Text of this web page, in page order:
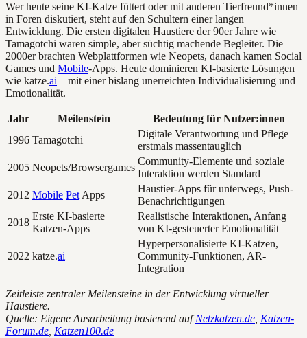
Wer heute seine KI-Katze füttert oder mit anderen Tierfreund*innen
in Foren diskutiert, steht auf den Schultern einer langen
Entwicklung. Die ersten digitalen Haustiere der 90er Jahre wie
Tamagotchi waren simple, aber süchtig machende Begleiter. Die
2000er brachten Webplattformen wie Neopets, danach kamen Social
Games und Mobile-Apps. Heute dominieren KI-basierte Lösungen
wie katze.ai – mit einer bislang unerreichten Individualisierung und
Emotionalität.
Jahr Meilenstein
Bedeutung für Nutzer:innen
1996 Tamagotchi
Digitale Verantwortung und Pflege
erstmals massentauglich
2005 Neopets/Browsergames
Community-Elemente und soziale
Interaktion werden Standard
2012 Mobile Pet Apps
Haustier-Apps für unterwegs, Push-
Benachrichtigungen
2018
Erste KI-basierte
Katzen-Apps
Realistische Interaktionen, Anfang
von KI-gesteuerter Emotionalität
2022 katze.ai
Hyperpersonalisierte KI-Katzen,
Community-Funktionen, AR-
Integration
Zeitleiste zentraler Meilensteine in der Entwicklung virtueller
Haustiere.
Quelle: Eigene Ausarbeitung basierend aufNetzkatzen.de Katzen-
Forum.de Katzen100.de